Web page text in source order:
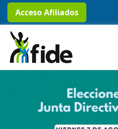
Acceso Afiliados